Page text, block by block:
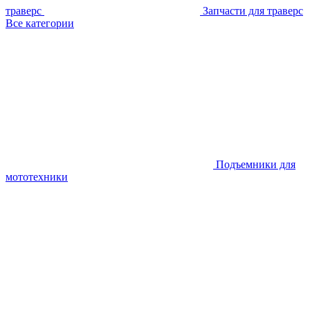
траверс
Запчасти для траверс
Все категории
Подъемники для
мототехники